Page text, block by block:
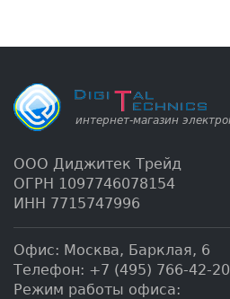
ООО Диджитек Трейд
ОГРН 1097746078154
ИНН 7715747996
Офис: Москва, Барклая, 6
Телефон: +7 (495) 766-42-20
Режим работы офиса: